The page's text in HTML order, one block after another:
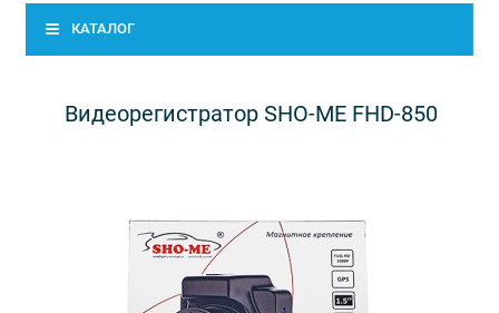
КАТАЛОГ
Видеорегистратор SHO-ME FHD-850